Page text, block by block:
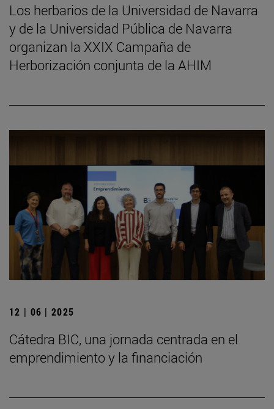
Los herbarios de la Universidad de Navarra
y de la Universidad Pública de Navarra
organizan la XXIX Campaña de
Herborización conjunta de la AHIM
12 | 06 | 2025
Cátedra BIC, una jornada centrada en el
emprendimiento y la financiación